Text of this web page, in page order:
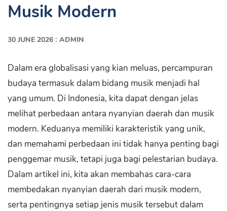
Musik Modern
30 JUNE 2026 : ADMIN
Dalam era globalisasi yang kian meluas, percampuran
budaya termasuk dalam bidang musik menjadi hal
yang umum. Di Indonesia, kita dapat dengan jelas
melihat perbedaan antara nyanyian daerah dan musik
modern. Keduanya memiliki karakteristik yang unik,
dan memahami perbedaan ini tidak hanya penting bagi
penggemar musik, tetapi juga bagi pelestarian budaya.
Dalam artikel ini, kita akan membahas cara-cara
membedakan nyanyian daerah dari musik modern,
serta pentingnya setiap jenis musik tersebut dalam